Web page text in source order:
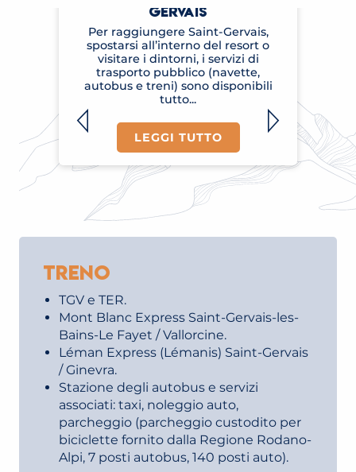
GERVAIS
Per raggiungere Saint-Gervais,
spostarsi all’interno del resort o
visitare i dintorni, i servizi di
trasporto pubblico (navette,
autobus e treni) sono disponibili
tutto...
LEGGI TUTTO
Treno
TGV e TER.
Mont Blanc Express Saint-Gervais-les-
Bains-Le Fayet / Vallorcine.
Léman Express (Lémanis) Saint-Gervais
/ Ginevra.
Stazione degli autobus e servizi
associati: taxi, noleggio auto,
parcheggio (parcheggio custodito per
biciclette fornito dalla Regione Rodano-
Alpi, 7 posti autobus, 140 posti auto).